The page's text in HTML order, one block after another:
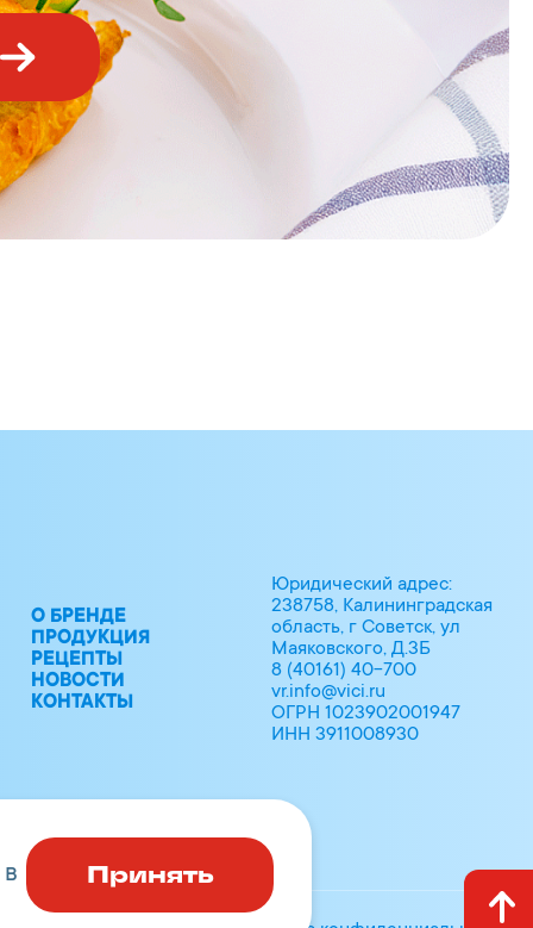
О БРЕНДЕ
ПРОДУКЦИЯ
РЕЦЕПТЫ
НОВОСТИ
КОНТАКТЫ
Юридический адрес:
238758, Калининградская
область, г Советск, ул
Маяковского, Д.3Б
8 (40161) 40-700
vr.info@vici.ru
ОГРН 1023902001947
ИНН 3911008930
Принять